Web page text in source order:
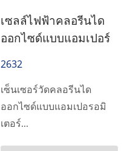
เซลล์ไฟฟ้าคลอรีนได
ออกไซด์แบบแอมเปอร์
2632
เซ็นเซอร์วัดคลอรีนได
ออกไซด์แบบแอมเปอรอมิ
เตอร์...